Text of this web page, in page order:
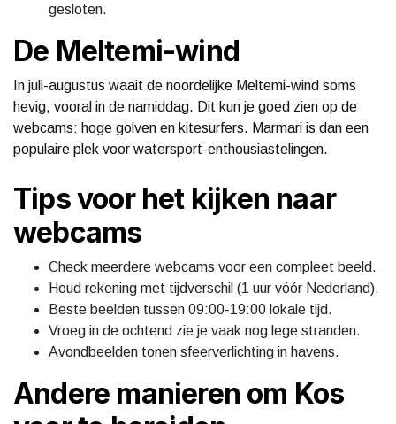
gesloten.
De Meltemi-wind
In juli-augustus waait de noordelijke Meltemi-wind soms
hevig, vooral in de namiddag. Dit kun je goed zien op de
webcams: hoge golven en kitesurfers. Marmari is dan een
populaire plek voor watersport-enthousiastelingen.
Tips voor het kijken naar
webcams
Check meerdere webcams voor een compleet beeld.
Houd rekening met tijdverschil (1 uur vóór Nederland).
Beste beelden tussen 09:00-19:00 lokale tijd.
Vroeg in de ochtend zie je vaak nog lege stranden.
Avondbeelden tonen sfeerverlichting in havens.
Andere manieren om Kos